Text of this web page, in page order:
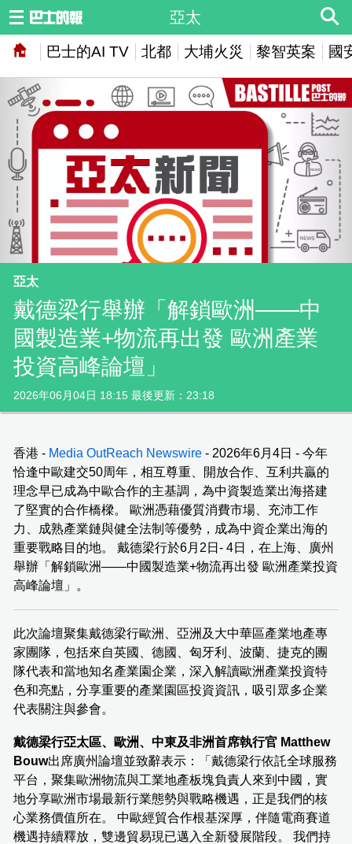
巴士的AI TV 北都 大埔火災 黎智英案 國
亞太
亞太
戴德梁行舉辦「解鎖歐洲——中
國製造業+物流再出發 歐洲產業
投資高峰論壇」
2026年06月04日 18:15 最後更新：23:18
香港 - Media OutReach Newswire - 2026年6月4日 - 今年
恰逢中歐建交50周年，相互尊重、開放合作、互利共贏的
理念早已成為中歐合作的主基調，為中資製造業出海搭建
了堅實的合作橋樑。 歐洲憑藉優質消費市場、充沛工作
力、成熟產業鏈與健全法制等優勢，成為中資企業出海的
重要戰略目的地。 戴德梁行於6月2日- 4日，在上海、廣州
舉辦「解鎖歐洲——中國製造業+物流再出發 歐洲產業投資
高峰論壇」。
此次論壇聚集戴德梁行歐洲、亞洲及大中華區產業地產專
家團隊，包括來自英國、德國、匈牙利、波蘭、捷克的團
隊代表和當地知名產業園企業，深入解讀歐洲產業投資特
色和亮點，分享重要的產業園區投資資訊，吸引眾多企業
代表關注與參會。
戴德梁行亞太區、歐洲、中東及非洲首席執行官 Matthew
Bouw出席廣州論壇並致辭表示：「戴德梁行依託全球服務
平台，聚集歐洲物流與工業地產板塊負責人來到中國，實
地分享歐洲市場最新行業態勢與戰略機遇，正是我們的核
心業務價值所在。 中歐經貿合作根基深厚，伴隨電商賽道
機遇持續釋放，雙邊貿易現已邁入全新發展階段。 我們持